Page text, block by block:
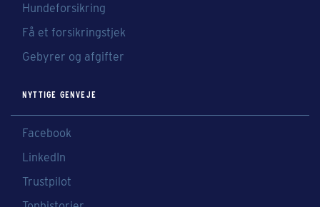
Hundeforsikring
Få et forsikringstjek
Gebyrer og afgifter
NYTTIGE GENVEJE
Facebook
LinkedIn
Trustpilot